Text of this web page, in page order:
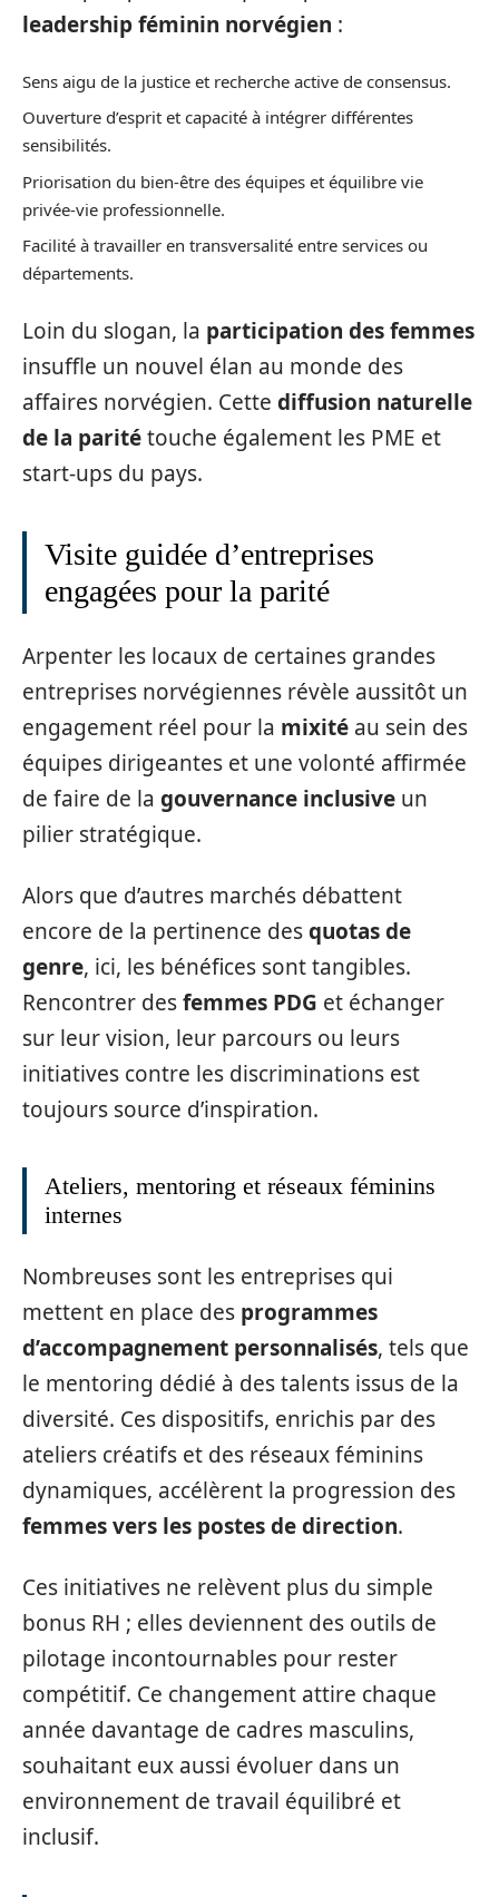
leadership féminin norvégien :
Sens aigu de la justice et recherche active de consensus.
Ouverture d’esprit et capacité à intégrer différentes
sensibilités.
Priorisation du bien-être des équipes et équilibre vie
privée-vie professionnelle.
Facilité à travailler en transversalité entre services ou
départements.
Loin du slogan, la participation des femmes
insuffle un nouvel élan au monde des
affaires norvégien. Cette diffusion naturelle
de la paritétouche également les PME et
start-ups du pays.
Visite guidée d’entreprises
engagées pour la parité
Arpenter les locaux de certaines grandes
entreprises norvégiennes révèle aussitôt un
engagement réel pour la mixité au sein des
équipes dirigeantes et une volonté affirmée
de faire de la gouvernance inclusive un
pilier stratégique.
Alors que d’autres marchés débattent
encore de la pertinence desquotas de
genre, ici, les bénéfices sont tangibles.
Rencontrer desfemmes PDG et échanger
sur leur vision, leur parcours ou leurs
initiatives contre les discriminations est
toujours source d’inspiration.
Ateliers, mentoring et réseaux féminins
internes
Nombreuses sont les entreprises qui
mettent en place des programmes
d’accompagnement personnalisés, tels que
le mentoring dédié à des talents issus de la
diversité. Ces dispositifs, enrichis par des
ateliers créatifs et des réseaux féminins
dynamiques, accélèrent la progression des
femmes vers les postes de direction.
Ces initiatives ne relèvent plus du simple
bonus RH ; elles deviennent des outils de
pilotage incontournables pour rester
compétitif. Ce changement attire chaque
année davantage de cadres masculins,
souhaitant eux aussi évoluer dans un
environnement de travail équilibré et
inclusif.